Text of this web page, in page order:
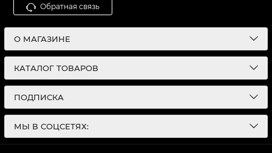
Обратная связь
О МАГАЗИНЕ
КАТАЛОГ ТОВАРОВ
ПОДПИСКА
МЫ В СОЦСЕТЯХ: